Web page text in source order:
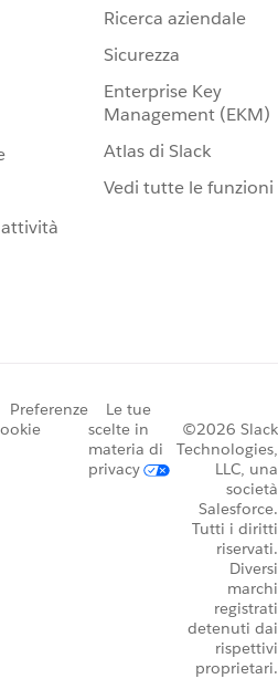
Ricerca aziendale
Sicurezza
Enterprise Key
Management (EKM)
Atlas di Slack
Vedi tutte le funzioni
Preferenze
Le tue
scelte in
materia di
privacy
©2026 Slack
Technologies,
LLC, una
società
Salesforce.
Tutti i diritti
riservati.
Diversi
marchi
registrati
detenuti dai
rispettivi
proprietari.